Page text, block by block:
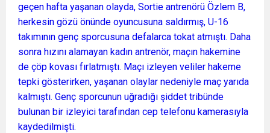
geçen hafta yaşanan olayda, Sortie antrenörü Özlem B,
herkesin gözü önünde oyuncusuna saldırmış, U-16
takımının genç sporcusuna defalarca tokat atmıştı. Daha
sonra hızını alamayan kadın antrenör, maçın hakemine
de çöp kovası fırlatmıştı. Maçı izleyen veliler hakeme
tepki gösterirken, yaşanan olaylar nedeniyle maç yarıda
kalmıştı. Genç sporcunun uğradığı şiddet tribünde
bulunan bir izleyici tarafından cep telefonu kamerasıyla
kaydedilmişti.